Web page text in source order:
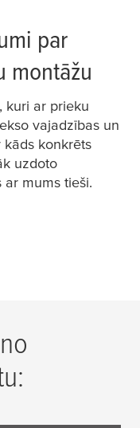
par
montāžu
kuri ar prieku
vajadzības un
kāds konkrēts
uzdoto
mums tieši.